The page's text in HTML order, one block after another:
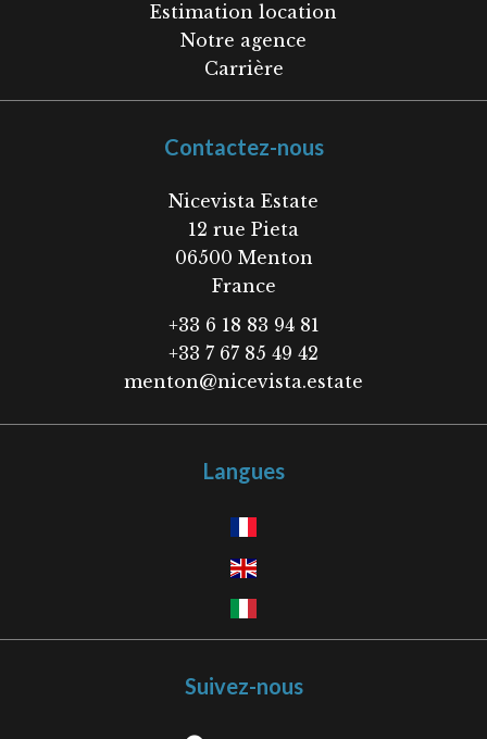
Estimation location
Notre agence
Carrière
Contactez-nous
Nicevista Estate
12 rue Pieta
06500 Menton
France
+33 6 18 83 94 81
+33 7 67 85 49 42
menton@nicevista.estate
Langues
Suivez-nous